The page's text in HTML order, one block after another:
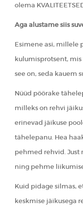
olema
Aga alustame siis
Esimene asi, millele
kulumisprotsent,
see on, seda kauem
Nüüd pöörake
milleks on rehvi
erinevad jäikuse
tähelepanu. Hea
pehmed rehvid. Just
ning pehme
Kuid pidage silmas,
keskmise jäikusega